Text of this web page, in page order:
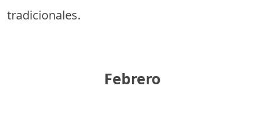
tradicionales.
Febrero